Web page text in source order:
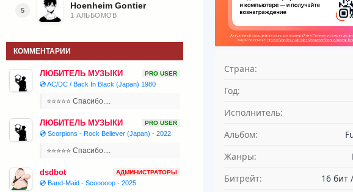
Страна:
Год:
Исполнитель:
Альбом:
Жанры:
Битрейт:
16 бит
5 Hoenheim Gontier
1 АЛЬБОМОВ
КОММЕНТАРИИ
ЛЮБИТЕЛЬ МУЗЫКИ PRO USER
💿 AC/DC / Back In Black (Japan) 1980
⭐⭐⭐⭐⭐ Спасибо....
ЛЮБИТЕЛЬ МУЗЫКИ PRO USER
💿 Scorpions - Rock Believer (Japan) - 2022
⭐⭐⭐⭐⭐ Спасибо....
dsdbot АДМИНИСТРАТОРЫ
💿 Band-Maid - Scooooop - 2025